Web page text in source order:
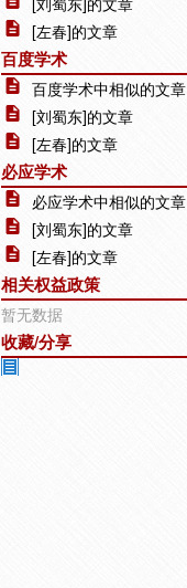
[左春]的文章
百度学术
百度学术中相似的文章
[刘蜀东]的文章
[左春]的文章
必应学术
必应学术中相似的文章
[刘蜀东]的文章
[左春]的文章
相关权益政策
暂无数据
收藏/分享